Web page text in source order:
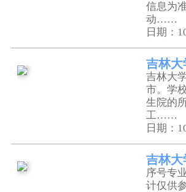
信息为
动……
日期：
吉林大
吉林大
市。学
生院的
工……
日期：
吉林大
序号专
计仅供